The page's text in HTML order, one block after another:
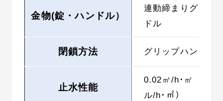
金物(錠・ハンドル）
連動締まりグリッ
ドル
閉鎖方法 グリップハンドル
止水性能
0.02㎥/h･㎡（20
ル/h･㎡）